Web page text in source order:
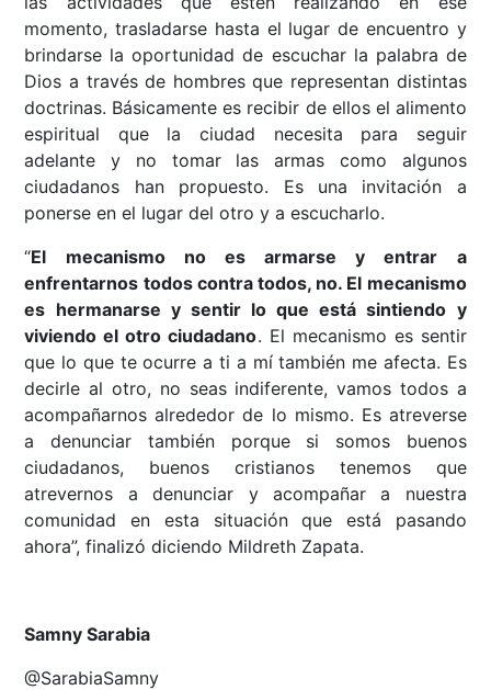
momento, trasladarse hasta el lugar de encuentro y
brindarse la oportunidad de escuchar la palabra de
Dios a través de hombres que representan distintas
doctrinas. Básicamente es recibir de ellos el alimento
espiritual que la ciudad necesita para seguir
adelante y no tomar las armas como algunos
ciudadanos han propuesto. Es una invitación a
ponerse en el lugar del otro y a escucharlo.
“El mecanismo no es armarse y entrar a
enfrentarnos todos contra todos, no. El mecanismo
es hermanarse y sentir lo que está sintiendo y
viviendo el otro ciudadano. El mecanismo es sentir
que lo que te ocurre a ti a mí también me afecta. Es
decirle al otro, no seas indiferente, vamos todos a
acompañarnos alrededor de lo mismo. Es atreverse
a denunciar también porque si somos buenos
ciudadanos, buenos cristianos tenemos que
atrevernos a denunciar y acompañar a nuestra
comunidad en esta situación que está pasando
ahora”, finalizó diciendo Mildreth Zapata.
Samny Sarabia
@SarabiaSamny